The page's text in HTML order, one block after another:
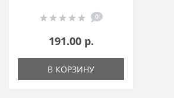
0
191.00 р.
В КОРЗИНУ